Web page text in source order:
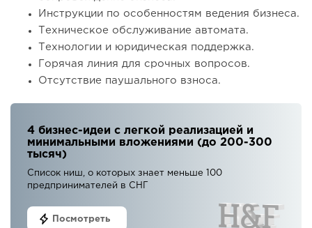
Инструкции по особенностям ведения бизнеса.
Техническое обслуживание автомата.
Технологии и юридическая поддержка.
Горячая линия для срочных вопросов.
Отсутствие паушального взноса.
4 бизнес-идеи с легкой реализацией и
минимальными вложениями (до 200-300
тысяч)
Список ниш, о которых знает меньше 100
предпринимателей в СНГ
Посмотреть